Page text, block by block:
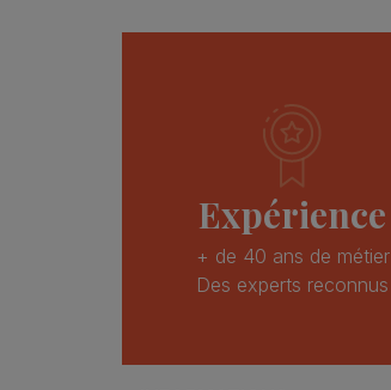
Expérience
+ de 40 ans de métier
Des experts reconnus